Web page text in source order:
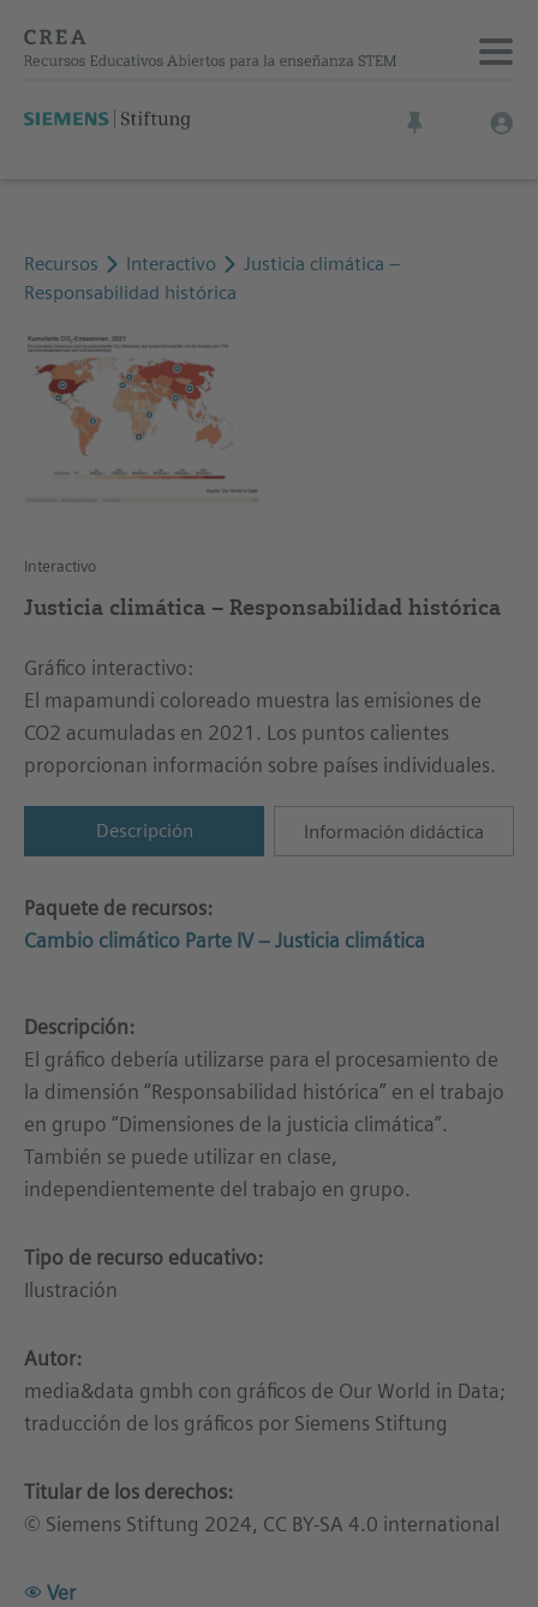
Recursos Interactivo
Justicia climática –
Responsabilidad histórica
Interactivo
Justicia climática – Responsabilidad histórica
Gráfico interactivo:
El mapamundi coloreado muestra las emisiones de
CO2 acumuladas en 2021. Los puntos calientes
proporcionan información sobre países individuales.
Descripción Información didáctica
Paquete de recursos:
Cambio climático Parte IV – Justicia climática
Descripción:
El gráfico debería utilizarse para el procesamiento de
la dimensión “Responsabilidad histórica” en el trabajo
en grupo “Dimensiones de la justicia climática”.
También se puede utilizar en clase,
independientemente del trabajo en grupo.
Tipo de recurso educativo:
Ilustración
Autor:
media&data gmbh con gráficos de Our World in Data;
traducción de los gráficos por Siemens Stiftung
Titular de los derechos:
© Siemens Stiftung 2024, CC BY-SA 4.0 international
Ver